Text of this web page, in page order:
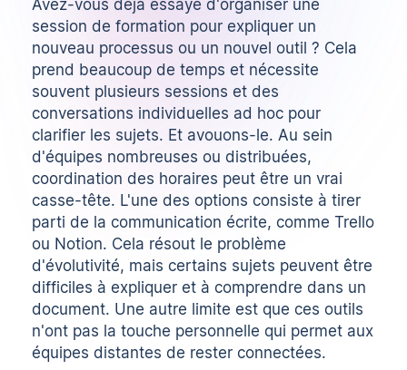
Avez-vous déjà essayé d'organiser une
session de formation pour expliquer un
nouveau processus ou un nouvel outil ? Cela
prend beaucoup de temps et nécessite
souvent plusieurs sessions et des
conversations individuelles ad hoc pour
clarifier les sujets. Et avouons-le. Au sein
d'équipes nombreuses ou distribuées,
coordination des horaires peut être un vrai
casse-tête. L'une des options consiste à tirer
parti de la communication écrite, comme Trello
ou Notion. Cela résout le problème
d'évolutivité, mais certains sujets peuvent être
difficiles à expliquer et à comprendre dans un
document. Une autre limite est que ces outils
n'ont pas la touche personnelle qui permet aux
équipes distantes de rester connectées.